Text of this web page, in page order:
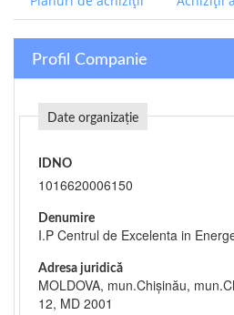
Profil Companie
Date organizație
IDNO
1016620006150
Denumire
I.P Centrul de Excelenta in
Adresa juridică
MOLDOVA, mun.Chişinău,
12, MD 2001